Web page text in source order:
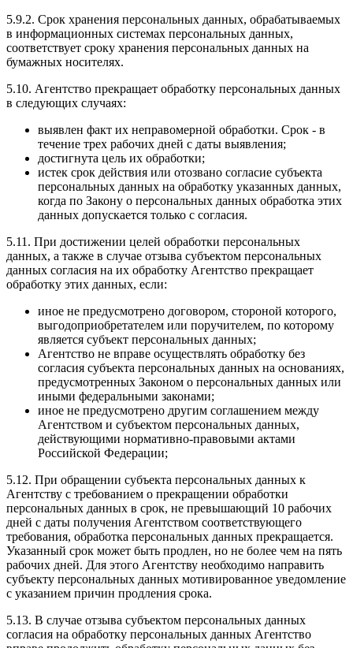
5.9.2. Срок хранения персональных данных, обрабатываемых
в информационных системах персональных данных,
соответствует сроку хранения персональных данных на
бумажных носителях.
5.10. Агентство прекращает обработку персональных данных
в следующих случаях:
выявлен факт их неправомерной обработки. Срок - в
течение трех рабочих дней с даты выявления;
достигнута цель их обработки;
истек срок действия или отозвано согласие субъекта
персональных данных на обработку указанных данных,
когда по Закону о персональных данных обработка этих
данных допускается только с согласия.
5.11. При достижении целей обработки персональных
данных, а также в случае отзыва субъектом персональных
данных согласия на их обработку Агентство прекращает
обработку этих данных, если:
иное не предусмотрено договором, стороной которого,
выгодоприобретателем или поручителем, по которому
является субъект персональных данных;
Агентство не вправе осуществлять обработку без
согласия субъекта персональных данных на основаниях,
предусмотренных Законом о персональных данных или
иными федеральными законами;
иное не предусмотрено другим соглашением между
Агентством и субъектом персональных данных,
действующими нормативно-правовыми актами
Российской Федерации;
5.12. При обращении субъекта персональных данных к
Агентству с требованием о прекращении обработки
персональных данных в срок, не превышающий 10 рабочих
дней с даты получения Агентством соответствующего
требования, обработка персональных данных прекращается.
Указанный срок может быть продлен, но не более чем на пять
рабочих дней. Для этого Агентству необходимо направить
субъекту персональных данных мотивированное уведомление
с указанием причин продления срока.
5.13. В случае отзыва субъектом персональных данных
согласия на обработку персональных данных Агентство